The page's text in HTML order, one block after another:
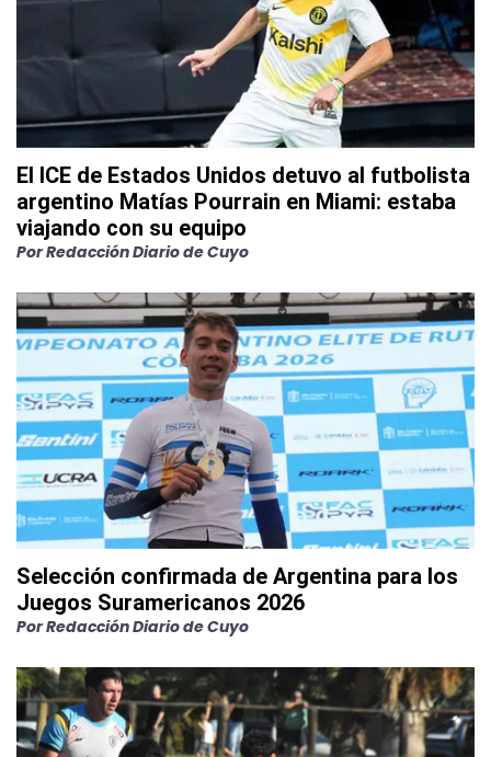
El ICE de Estados Unidos detuvo al futbolista
argentino Matías Pourrain en Miami: estaba
viajando con su equipo
PorRedacción Diario de Cuyo
Selección confirmada de Argentina para los
Juegos Suramericanos 2026
PorRedacción Diario de Cuyo